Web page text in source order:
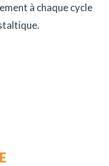
à chaque cycle